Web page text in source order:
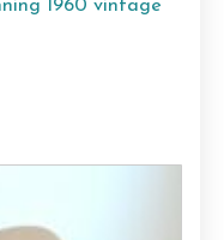
1960 vintage